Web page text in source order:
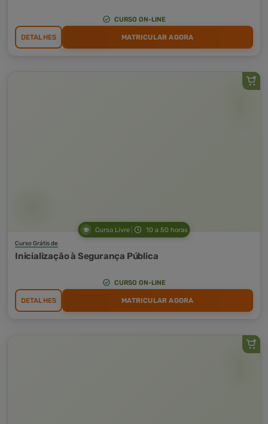
CURSO ON-LINE
DETALHES MATRICULAR AGORA
Curso Livre 10 a 50 horas
Curso Grátis de
Inicialização à Segurança Pública
CURSO ON-LINE
DETALHES MATRICULAR AGORA